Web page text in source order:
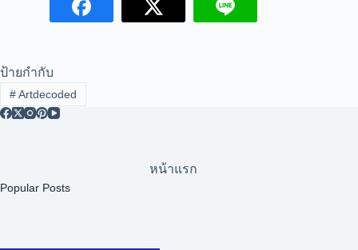
ป้ายกำกับ
#Artdecoded
หน้าแรก
Popular Posts